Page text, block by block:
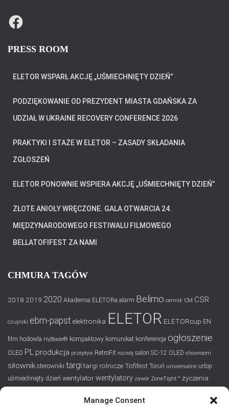
Manage Consent
F
A
B
O
PRESS ROOM
ELETOR WSPARŁ AKCJĘ „UŚMIECHNIĘTY DZIEŃ”
PODZIĘKOWANIE OD PREZYDENT MIASTA GDAŃSKA ZA
UDZIAŁ W UKRAINE RECOVERY CONFERENCE 2026
PRAKTYKI I STAŻE W ELETOR – ZASADY SKŁADANIA
ZGŁOSZEŃ
ELETOR PONOWNIE WSPIERA AKCJĘ „UŚMIECHNIĘTY DZIEŃ”
ZŁOTE ANIOŁY WRĘCZONE. GALA OTWARCIA 24.
MIĘDZYNARODOWEGO FESTIWALU FILMOWEGO
BELLATOFIFEST ZA NAMI
CHMURA TAGÓW
2018 2019 2020 Akademia ELETORa alarm Belimo cennik CM CSR
czujniki ebm-papst elektronika ELETOR ELETORcup EN
film hodowla HyBlade® kompaktowy komunikat konferencja ogłoszenie
OLED PL produkcja przepływ RetroFit rozwój salon SC-12 OLED showroom
siłownik sterowniki targi targi rolniczeTofifest Toruń uniwersalne urlop
uśmiechnięty dzień wentylatorwentylatory zawór ZoneTight™ życzenia